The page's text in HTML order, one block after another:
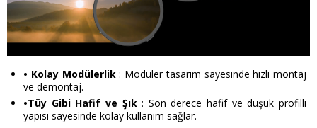
• Kolay Modülerlik: Modüler tasarım sayesinde hızlı montaj
ve demontaj.
•Tüy Gibi Hafif ve Şık: Son derece hafif ve düşük profilli
yapısı sayesinde kolay kullanım sağlar.